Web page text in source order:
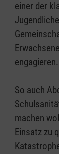
einer der
engagieren.
So auch
machen
Einsatz zu